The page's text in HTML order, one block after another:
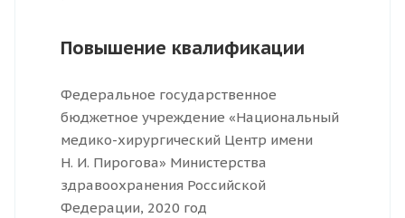
Повышение квалификации
Федеральное государственное
бюджетное учреждение «Национальный
медико-хирургический Центр имени
Н. И. Пирогова» Министерства
здравоохранения Российской
Федерации, 2020 год